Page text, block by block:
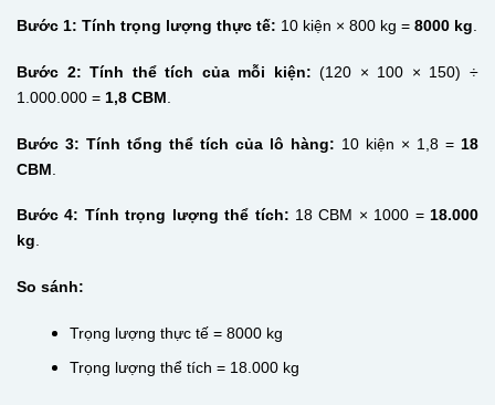
Bước 1: Tính trọng lượng thực tế: 10 kiện × 800 kg = 8000 kg.
Bước 2: Tính thể tích của mỗi kiện:(120 × 100 × 150) ÷
1.000.000 = 1,8 CBM
Bước 3: Tính tổng thể tích của lô hàng: 10 kiện × 1,8 = 18
CBM
Bước 4: Tính trọng lượng thể tích: 18 CBM × 1000 =18.000
kg.
So sánh:
Trọng lượng thực tế = 8000 kg
Trọng lượng thể tích = 18.000 kg